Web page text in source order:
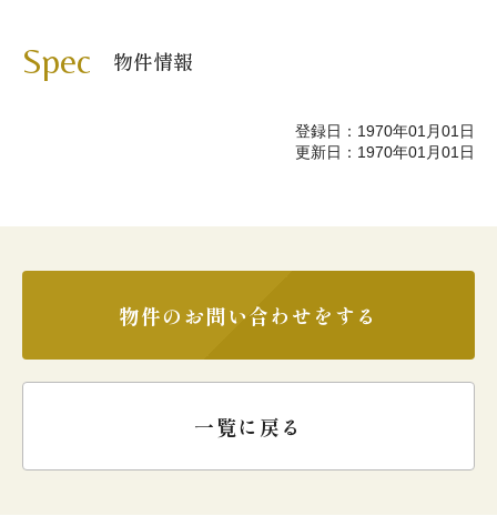
Spec 物件情報
登録日：1970年01月01日
更新日：1970年01月01日
物件のお問い合わせをする
一覧に戻る